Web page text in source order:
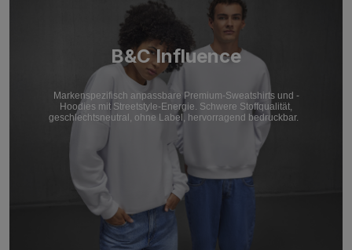
B&C Influence
Markenspezifisch anpassbare Premium-Sweatshirts und -
Hoodies mit Streetstyle-Energie. Schwere Stoffqualität,
geschlechtsneutral, ohne Label, hervorragend bedruckbar.